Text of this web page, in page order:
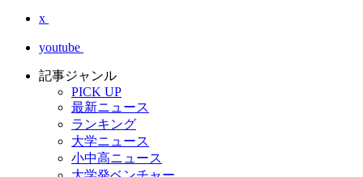
x
youtube
記事ジャンル
PICK UP
最新ニュース
ランキング
大学ニュース
小中高ニュース